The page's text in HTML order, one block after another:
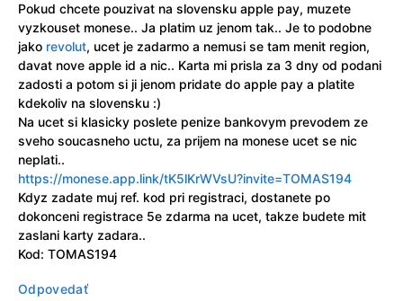
Pokud chcete pouzivat na slovensku apple pay, muzete
vyzkouset monese.. Ja platim uz jenom tak.. Je to podobne
jako revolut, ucet je zadarmo a nemusi se tam menit region,
davat nove apple id a nic.. Karta mi prisla za 3 dny od podani
zadosti a potom si ji jenom pridate do apple pay a platite
kdekoliv na slovensku :)
Na ucet si klasicky poslete penize bankovym prevodem ze
sveho soucasneho uctu, za prijem na monese ucet se nic
neplati..
https://monese.app.link/tK5lKrWVsU?invite=TOMAS194
Kdyz zadate muj ref. kod pri registraci, dostanete po
dokonceni registrace 5e zdarma na ucet, takze budete mit
zaslani karty zadara..
Kod: TOMAS194
Odpovedať